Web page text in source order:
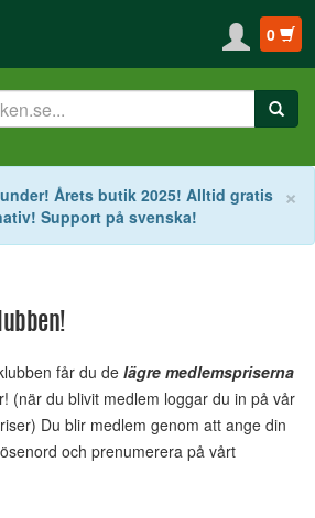
0
×
Årets butik 2025! Alltid gratis
Support på svenska!
får du de lägre medlemspriserna
(när du blivit medlem loggar du in på vår
Du blir medlem genom att ange din
och prenumerera på vårt